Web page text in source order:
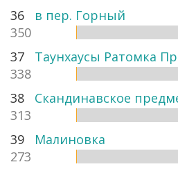
36
в пер. Горный
350
37
Таунхаусы Ратомка
338
38
Скандинавское
313
39
Малиновка
273